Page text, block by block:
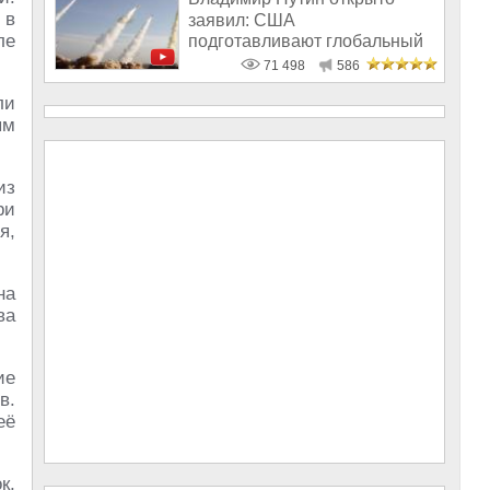
в
заявил: США
подготавливают глобальный
удар по России
71 498 586